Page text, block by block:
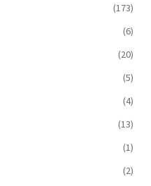
(173)
(6)
(20)
(5)
(4)
(13)
(1)
(2)